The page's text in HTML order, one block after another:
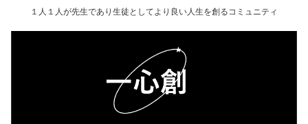
１人１人が先生であり生徒としてより良い人生を創るコミュニティ